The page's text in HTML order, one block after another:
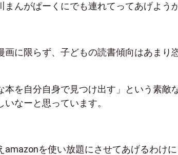
まんがぱーくにでも連れてってあげよう
画に限らず、子どもの読書傾向はあまり
本を自分自身で見つけ出す」という素敵
いなーと思っています。
amazonを使い放題にさせてあげるわけに